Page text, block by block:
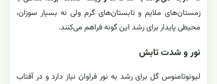
زمستان‌های ملایم و تابستان‌های گرم ولی نه بسیار سوزان،
محیطی پایدار برای رشد این گونه فراهم می‌کنند.
نور و شدت تابش
لیونوتامنوس گل برای رشد به نور فراوان نیاز دارد و در آفتاب